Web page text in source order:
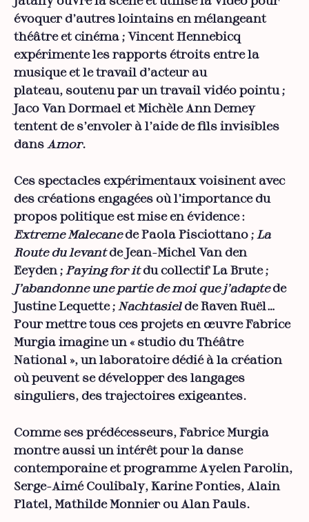
évoquer d’autres lointains en mélangeant
théâtre et cinéma ; Vincent Hennebicq
expérimente les rapports étroits entre la
musique et le travail d’acteur au
plateau, soutenu par un travail vidéo pointu ;
Jaco Van Dormael et Michèle Ann Demey
tentent de s’envoler à l’aide de fils invisibles
dans Amor.
Ces spectacles expérimentaux voisinent avec
des créations engagées où l’importance du
propos politique est mise en évidence :
Extreme Malecanede Paola Pisciottano ; La
Route du levantde Jean-Michel Van den
Eeyden ; Paying for itdu collectif La Brute ;
J’abandonne une partie de moi que j’adaptede
Justine Lequette ; Nachtasielde Raven Ruël…
Pour mettre tous ces projets en œuvre Fabrice
Murgia imagine un « studio du Théâtre
National », un laboratoire dédié à la création
où peuvent se développer des langages
singuliers, des trajectoires exigeantes.
Comme ses prédécesseurs, Fabrice Murgia
montre aussi un intérêt pour la danse
contemporaine et programme Ayelen Parolin,
Serge-Aimé Coulibaly, Karine Ponties, Alain
Platel, Mathilde Monnier ou Alan Pauls.